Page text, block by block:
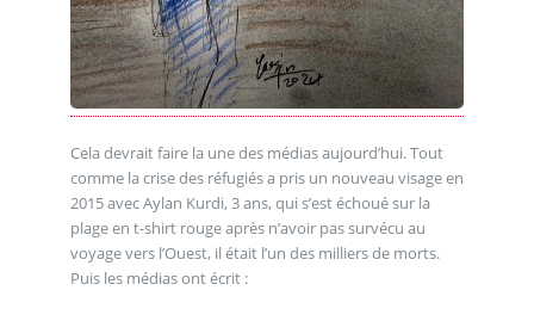
Cela devrait faire la une des médias aujourd’hui. Tout
comme la crise des réfugiés a pris un nouveau visage en
2015 avec Aylan Kurdi, 3 ans, qui s’est échoué sur la
plage en t-shirt rouge après n’avoir pas survécu au
voyage vers l’Ouest, il était l’un des milliers de morts.
Puis les médias ont écrit :